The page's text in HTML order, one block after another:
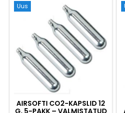
Uus
AIRSOFTI CO2-KAPSLID 12
G, 5-PAKK – VALMISTATUD